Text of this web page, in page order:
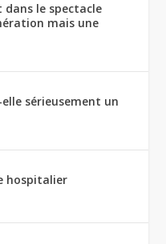
le spectacle
mais une
sérieusement un
hospitalier